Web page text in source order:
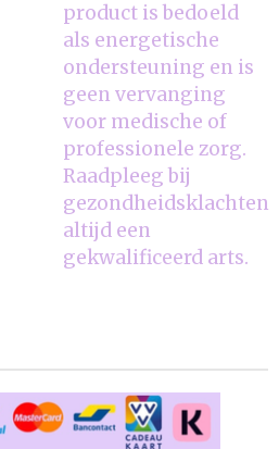
product is bedoeld
als energetische
ondersteuning en is
geen vervanging
voor medische of
professionele zorg.
Raadpleeg bij
gezondheidsklachten
altijd een
gekwalificeerd arts.